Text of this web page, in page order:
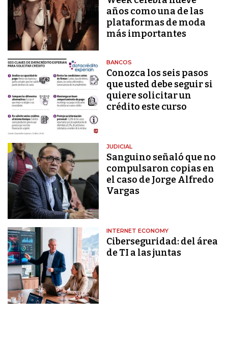
años como una de las
plataformas de moda
más importantes
BANCOS
Conozca los seis pasos
que usted debe seguir si
quiere solicitar un
crédito este curso
JUDICIAL
Sanguino señaló que no
compulsaron copias en
el caso de Jorge Alfredo
Vargas
INTERNET ECONOMY
Ciberseguridad: del área
de TI a las juntas